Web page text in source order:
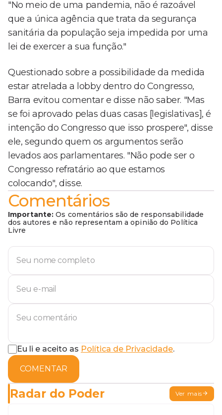
"No meio de uma pandemia, não é razoável
que a única agência que trata da segurança
sanitária da população seja impedida por uma
lei de exercer a sua função."
Questionado sobre a possibilidade da medida
estar atrelada a lobby dentro do Congresso,
Barra evitou comentar e disse não saber. "Mas
se foi aprovado pelas duas casas [legislativas], é
intenção do Congresso que isso prospere", disse
ele, segundo quem os argumentos serão
levados aos parlamentares. "Não pode ser o
Congresso refratário ao que estamos
colocando", disse.
Comentários
Importante: Os comentários são de responsabilidade
dos autores e não representam a opinião do Política
Livre
Eu li e aceito as Política de Privacidade.
COMENTAR
Radar do Poder Ver mais